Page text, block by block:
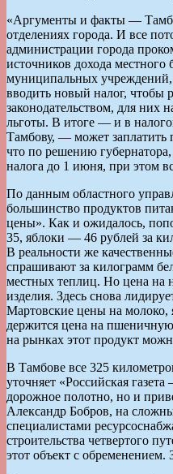
«Аргументы и факты —
отделениях города. И все
администрации города
источников дохода
муниципальных учреждений,
вводить новый налог, чтобы
законодательством, для них
льготы. В итоге — и в
Тамбову, — может заплатить
что по решению
налога до 1 июня, при этом
По данным областного
большинство продуктов
цены». Как и ожидалось,
35, яблоки — 46 рублей за
В реальности же
спрашивают за килограмм
местных теплиц. Но цена на
изделия. Здесь снова
Мартовские цены на молоко,
держится цена на
на рынках этот продукт
В Тамбове все 325
уточняет «Российская
дорожное полотно, но и
Александр Бобров, на
специалистами
строительства четвертого
этот объект с обременением.